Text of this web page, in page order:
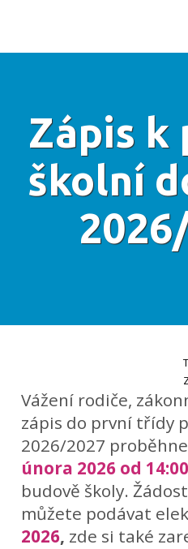
Zápis k
školní
Vážení rodiče,
zápis do první třídy
2026/2027
února 2026 od
budově školy.
můžete podávat
2026, zde si také